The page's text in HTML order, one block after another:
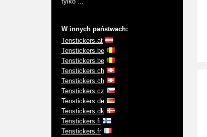
W innych państwach:
Tenstickers.at
Tenstickers.be
Tenstickers.be
Tenstickers.ch
Tenstickers.ch
Tenstickers.cz
Tenstickers.de
Tenstickers.dk
Tenstickers.fi
Tenstickers.fr